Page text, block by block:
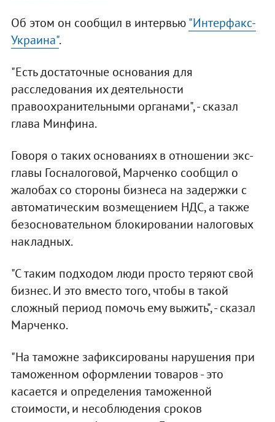
Об этом он сообщил в интервью"Интерфакс-
Украина".
"Есть достаточные основания для
расследования их деятельности
правоохранительными органами", - сказал
глава Минфина.
Говоря о таких основаниях в отношении экс-
главы Госналоговой, Марченко сообщил о
жалобах со стороны бизнеса на задержки с
автоматическим возмещением НДС, а также
безосновательном блокировании налоговых
накладных.
"С таким подходом люди просто теряют свой
бизнес. И это вместо того, чтобы в такой
сложный период помочь ему выжить", - сказал
Марченко.
"На таможне зафиксированы нарушения при
таможенном оформлении товаров - это
касается и определения таможенной
стоимости, и несоблюдения сроков